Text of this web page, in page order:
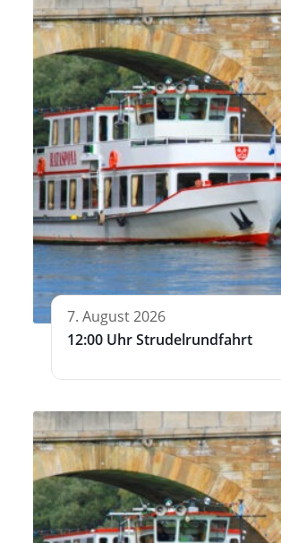
7. August 2026
12:00 Uhr Strudelrundfahrt